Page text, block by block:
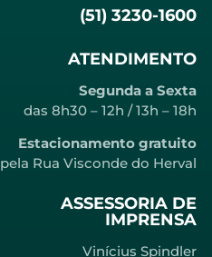
(51) 3230-1600
ATENDIMENTO
Segunda a Sexta
das 8h30 – 12h / 13h – 18h
Estacionamento gratuito
pela Rua Visconde do Herval
ASSESSORIA DE
IMPRENSA
Vinícius Spindler